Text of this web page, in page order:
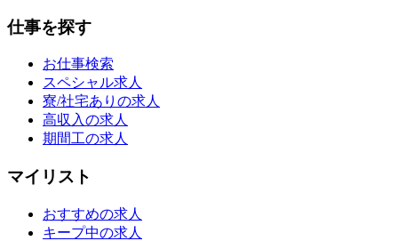
仕事を探す
お仕事検索
スペシャル求人
寮/社宅ありの求人
高収入の求人
期間工の求人
マイリスト
おすすめの求人
キープ中の求人